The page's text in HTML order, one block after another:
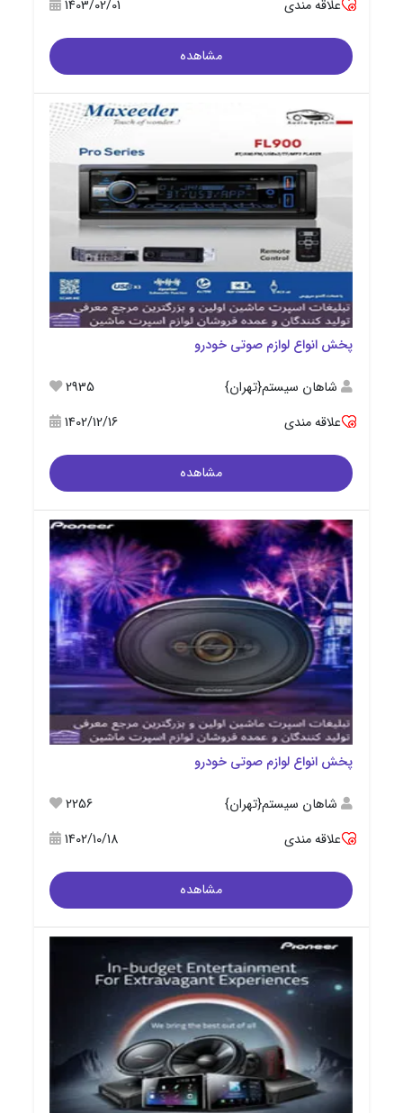
علاقه مندی 1403/02/01
مشاهده
پخش انواع لوازم صوتی خودرو
شاهان سیستم{تهران}
2935
علاقه مندی
1402/12/16
مشاهده
پخش انواع لوازم صوتی خودرو
شاهان سیستم{تهران}
2256
علاقه مندی
1402/10/18
مشاهده